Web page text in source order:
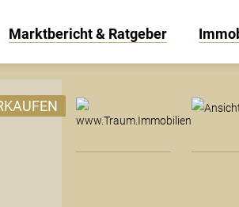
Marktbericht & Ratgeber